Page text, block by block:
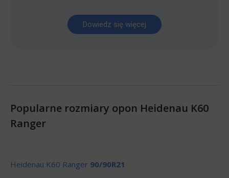
Dowiedz się więcej
Popularne rozmiary opon Heidenau K60
Ranger
Heidenau K60 Ranger 90/90R21